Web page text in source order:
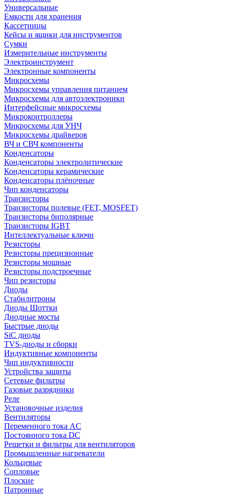
Универсальные
Емкости для хранения
Кассетницы
Кейсы и ящики для инструментов
Сумки
Измерительные инструменты
Электроинструмент
Электронные компоненты
Микросхемы
Микросхемы управления питанием
Микросхемы для автоэлектроники
Интерфейсные микросхемы
Микроконтроллеры
Микросхемы для УНЧ
Микросхемы драйверов
ВЧ и СВЧ компоненты
Конденсаторы
Конденсаторы электролитические
Конденсаторы керамические
Конденсаторы плёночные
Чип конденсаторы
Транзисторы
Транзисторы полевые (FET, MOSFET)
Транзисторы биполярные
Транзисторы IGBT
Интеллектуальные ключи
Резисторы
Резисторы прецизионные
Резисторы мощные
Резисторы подстроечные
Чип резисторы
Диоды
Стабилитроны
Диоды Шоттки
Диодные мосты
Быстрые диоды
SiC диоды
TVS-диоды и сборки
Индуктивные компоненты
Чип индуктивности
Устройства защиты
Сетевые фильтры
Газовые разрядники
Реле
Установочные изделия
Вентиляторы
Переменного тока AC
Постоянного тока DC
Решетки и фильтры для вентиляторов
Промышленные нагреватели
Кольцевые
Сопловые
Плоские
Патронные